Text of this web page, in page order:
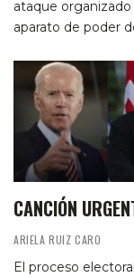
ataque
aparato de poder
CANCIÓN
ARIELA RUIZ CARO
El proceso